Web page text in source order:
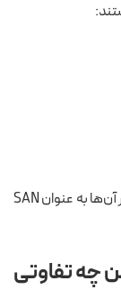
با گواهی SAN، او می‌تواند همه این سایت‌ها را با ذکر آن‌ها به عنوان SAN
چه تفاوتی